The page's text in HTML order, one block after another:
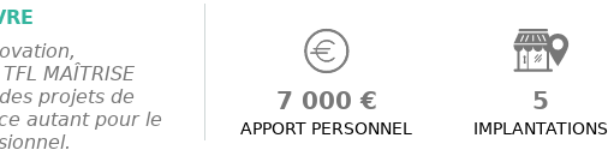
MAÎTRISE
projets de
autant pour le
7 000 €
APPORT PERSONNEL
5
IMPLANTATIONS